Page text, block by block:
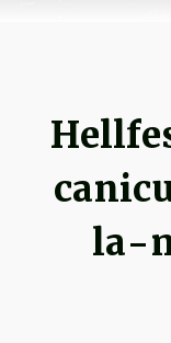
la-